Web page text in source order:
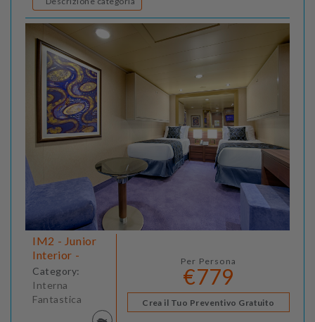
IM2 - Junior
Interior -
Category:
Interna
Fantastica
Per Persona
€779
Crea il Tuo Preventivo Gratuito